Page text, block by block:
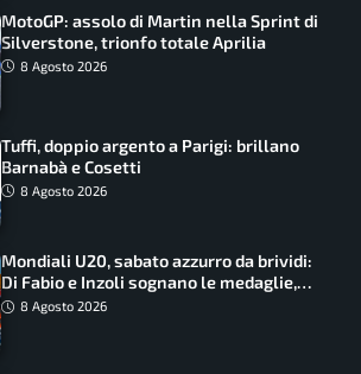
MotoGP: assolo di Martin nella Sprint di
Silverstone, trionfo totale Aprilia
8 Agosto 2026
Tuffi, doppio argento a Parigi: brillano
Barnabà e Cosetti
8 Agosto 2026
Mondiali U20, sabato azzurro da brividi:
Di Fabio e Inzoli sognano le medaglie,
Castellani e Succo in finale
8 Agosto 2026